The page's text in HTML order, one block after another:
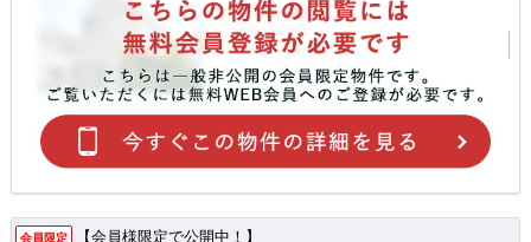
会員限定 【会員様限定で公開中！】